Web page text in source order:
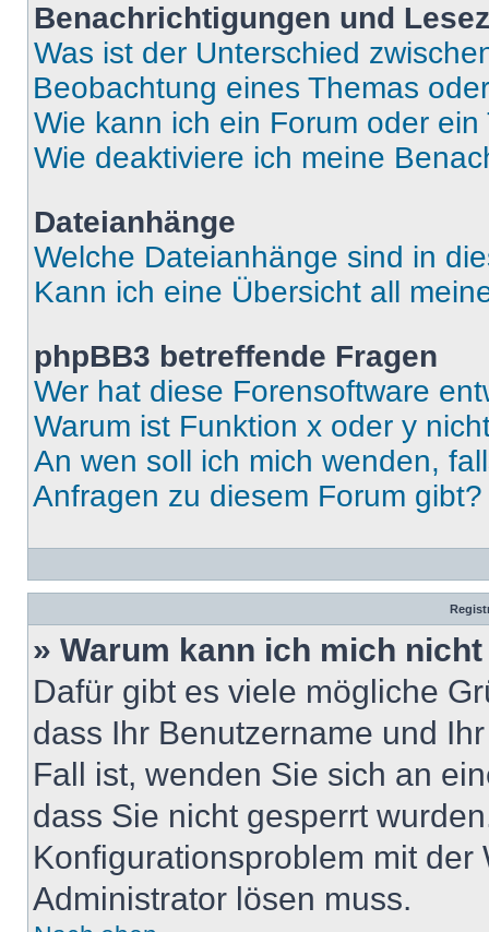
Benachrichtigungen und
Was ist der Unterschied
Beobachtung eines Themas
Wie kann ich ein Forum oder
Wie deaktiviere ich meine
Dateianhänge
Welche Dateianhänge sind in
Kann ich eine Übersicht all
phpBB3 betreffende Fragen
Wer hat diese Forensoftware
Warum ist Funktion x oder y
An wen soll ich mich wenden,
Anfragen zu diesem Forum gibt?
» Warum kann ich mich
Dafür gibt es viele mögliche
dass Ihr Benutzername und
Fall ist, wenden Sie sich an
dass Sie nicht gesperrt
Konfigurationsproblem mit
Administrator lösen muss.